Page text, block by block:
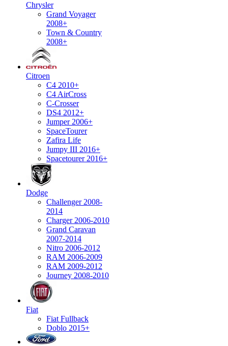
Chrysler
Grand Voyager
2008+
Town & Country
2008+
Citroen
C4 2010+
C4 AirCross
C-Crosser
DS4 2012+
Jumper 2006+
SpaceTourer
Zafira Life
Jumpy III 2016+
Spacetourer 2016+
Dodge
Challenger 2008-
2014
Charger 2006-2010
Grand Caravan
2007-2014
Nitro 2006-2012
RAM 2006-2009
RAM 2009-2012
Journey 2008-2010
Fiat
Fiat Fullback
Doblo 2015+